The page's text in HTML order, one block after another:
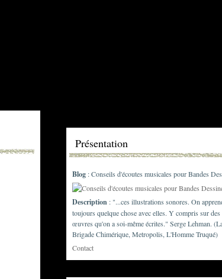
Présentation
Blog : Conseils d'écoutes musicales pour Bandes
Description : "...ces illustrations sonores. On
toujours quelque chose avec elles. Y compris sur des
œuvres qu'on a soi-même écrites." Serge Lehman.
Brigade Chimérique, Metropolis, L'Homme Truqué)
Contact